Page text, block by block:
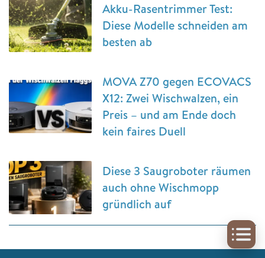
Akku-Rasentrimmer Test:
Diese Modelle schneiden am
besten ab
MOVA Z70 gegen ECOVACS
X12: Zwei Wischwalzen, ein
Preis – und am Ende doch
kein faires Duell
Diese 3 Saugroboter räumen
auch ohne Wischmopp
gründlich auf